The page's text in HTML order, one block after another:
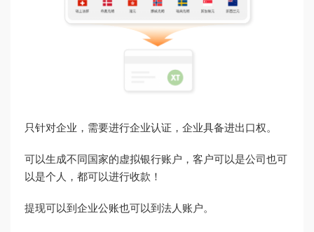
只针对企业，需要进行企业认证，企业具备进出口权。
可以生成不同国家的虚拟银行账户，客户可以是公司也可
以是个人，都可以进行收款！
提现可以到企业公账也可以到法人账户。